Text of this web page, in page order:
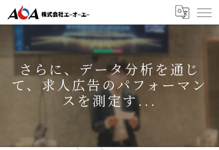
さらに、データ分析を通じ
て、求人広告のパフォーマン
スを測定す...